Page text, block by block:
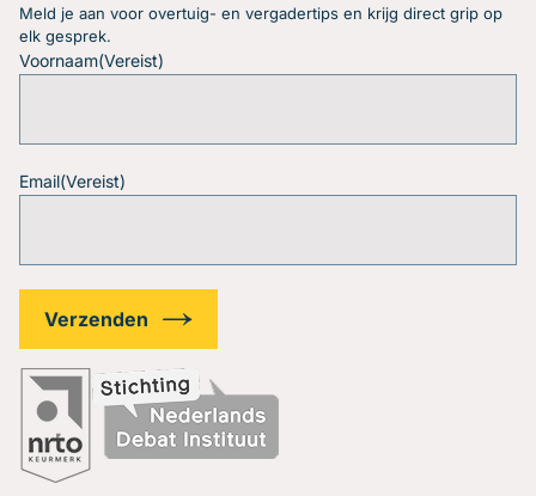
Meld je aan voor overtuig- en vergadertips en krijg direct grip op
elk gesprek.
Voornaam(Vereist)
Email(Vereist)